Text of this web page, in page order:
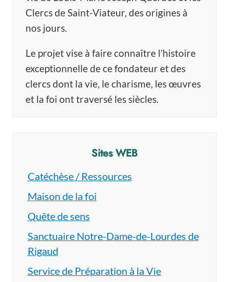
Clercs de Saint-Viateur, des origines à
nos jours.
Le projet vise à faire connaître l’histoire
exceptionnelle de ce fondateur et des
clercs dont la vie, le charisme, les œuvres
et la foi ont traversé les siècles.
Sites WEB
Catéchèse / Ressources
Maison de la foi
Quête de sens
Sanctuaire Notre-Dame-de-Lourdes de
Rigaud
Service de Préparation à la Vie